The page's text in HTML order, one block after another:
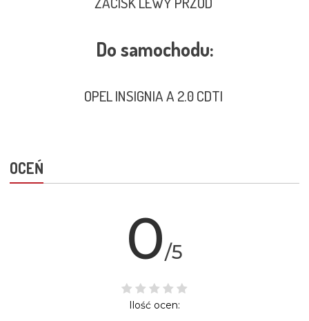
Do samochodu:
OPEL INSIGNIA A 2.0 CDTI
OCEŃ
0/5
Ilość ocen: